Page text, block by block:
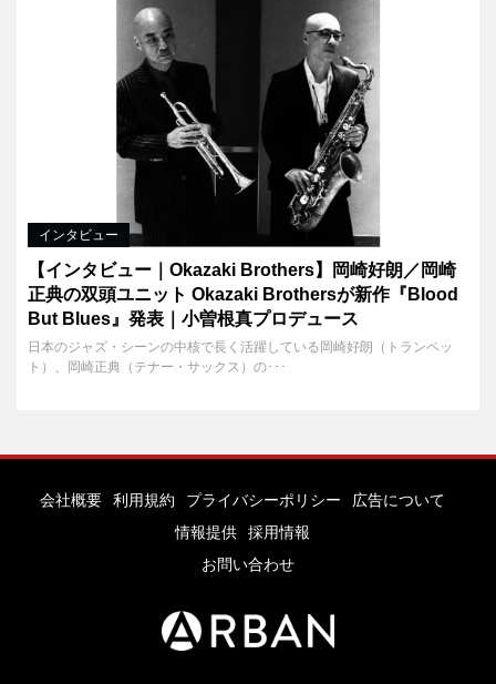
インタビュー
【インタビュー｜Okazaki Brothers】岡崎好朗／岡崎
正典の双頭ユニット Okazaki Brothersが新作『Blood
But Blues』発表｜小曽根真プロデュース
日本のジャズ・シーンの中核で長く活躍している岡崎好朗（トランペッ
ト）、岡崎正典（テナー・サックス）の･･･
会社概要 利用規約 プライバシーポリシー
広告について
情報提供
採用情報
お問い合わせ